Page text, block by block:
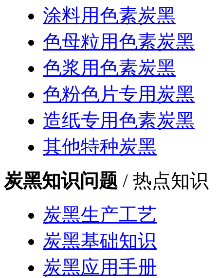
涂料用色素炭黑
色母粒用色素炭黑
色浆用色素炭黑
色粉色片专用炭黑
造纸专用色素炭黑
其他特种炭黑
炭黑知识问题 / 热点知识
炭黑生产工艺
炭黑基础知识
炭黑应用手册